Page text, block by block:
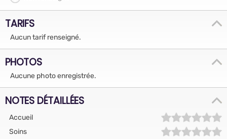
TARIFS
Aucun tarif renseigné.
PHOTOS
Aucune photo enregistrée.
NOTES DÉTAILLÉES
Accueil
Soins